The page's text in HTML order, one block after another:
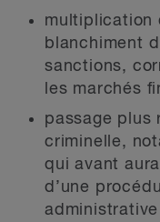
multiplication
blanchiment
sanctions,
les marchés
passage plus
criminelle,
qui avant
d’une